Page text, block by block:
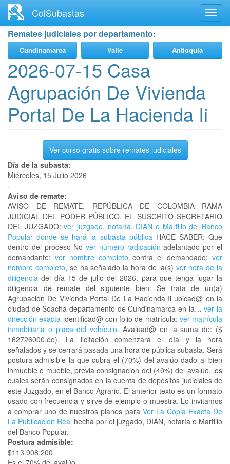
contenido
principal
ColSubastas
Remates judiciales por departamento:
Cundinamarca Valle Antioquia
2026-07-15 Casa
Agrupación De Vivienda
Portal De La Hacienda Ii
Ver curso gratis sobre remates judiciales
Día de la subasta:
Miércoles, 15 Julio 2026
Aviso de remate:
AVISO DE REMATE. REPÚBLICA DE COLOMBIA RAMA
JUDICIAL DEL PODER PÚBLICO. EL SUSCRITO SECRETARIO
DEL JUZGADO: ver juzgado, notaría, DIAN o Martillo del Banco
Popular donde se hará la subasta públicaHACE SABER: Que
dentro del proceso Nover número radicación adelantado por el
demandante: ver nombre completo contra el demandado: ver
nombre completo, se ha señalado la hora de la(s) ver hora de la
diligencia del día 15 de julio del 2026, para que tenga lugar la
diligencia de remate del siguiente bien: Se trata de un(a)
Agrupación De Vivienda Portal De La Hacienda Ii ubicad@ en la
ciudad de Soacha departamento de Cundinamarca en la…ver la
dirección exacta identificad@ con folio de matrícula: ver matrícula
inmobiliaria o placa del vehículo. Avaluad@ en la suma de: ($
162726000.oo). La licitación comenzará el día y la hora
señalados y se cerrará pasada una hora de pública subasta. Será
postura admisible la que cubra el (70%) del avalúo dado al bien
inmueble o mueble, previa consignación del (40%) del avalúo, los
cuales serán consignados en la cuenta de depósitos judiciales de
este Juzgado, en el Banco Agrario. El anterior texto es un formato
usado con frecuencia y sirve de ejemplo o muestra. Lo invitamos
a comprar uno de nuestros planes para Ver La Copia Exacta De
La Publicación Real hecha por el juzgado, DIAN, notaría o Martillo
del Banco Popular.
Postura admisible:
$113.908.200